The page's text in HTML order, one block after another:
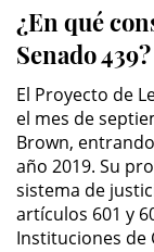
¿En qué
Senado 439?
El Proyecto de
el mes de
Brown,
año 2019. Su
sistema de
artículos 601 y
Instituciones de